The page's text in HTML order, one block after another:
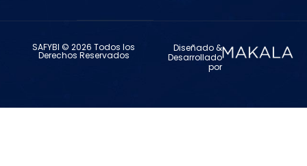
SAFYBI © 2026 Todos los
Derechos Reservados
Diseñado &
Desarrollado
por